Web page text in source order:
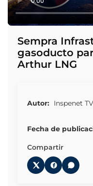
Sempra
gasoducto
Arthur LNG
Autor: Inspenet
Fecha de
Compartir